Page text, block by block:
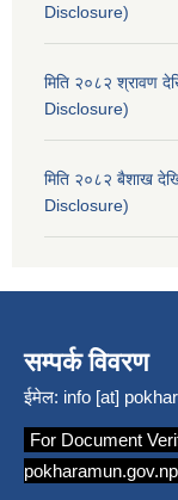
Disclosure)
मिति २०८२ श्रावण
Disclosure)
मिति २०८२ बैशाख
Disclosure)
सम्पर्क विवरण
ईमेल: info [at]
For Document
pokharamun.gov.np